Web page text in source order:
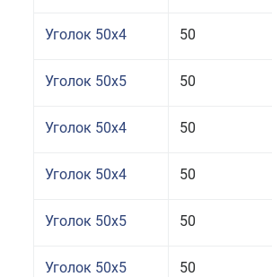
Уголок 50x4 50
Уголок 50x5 50
Уголок 50x4 50
Уголок 50x4 50
Уголок 50x5 50
Уголок 50x5 50